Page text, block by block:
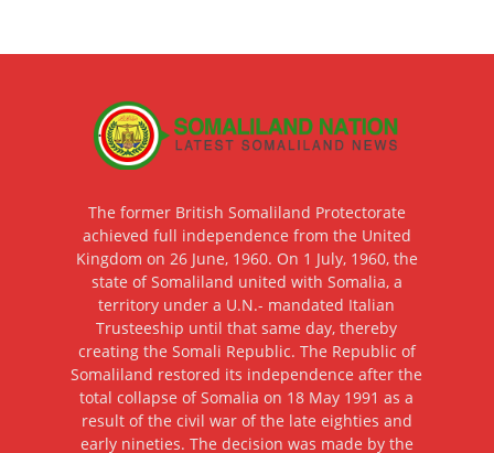
The former British Somaliland Protectorate
achieved full independence from the United
Kingdom on 26 June, 1960. On 1 July, 1960, the
state of Somaliland united with Somalia, a
territory under a U.N.- mandated Italian
Trusteeship until that same day, thereby
creating the Somali Republic. The Republic of
Somaliland restored its independence after the
total collapse of Somalia on 18 May 1991 as a
result of the civil war of the late eighties and
early nineties. The decision was made by the